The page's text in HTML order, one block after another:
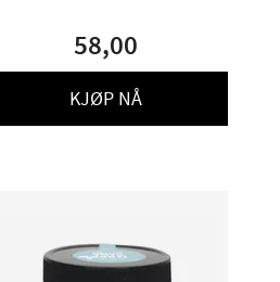
58,00
KJØP NÅ